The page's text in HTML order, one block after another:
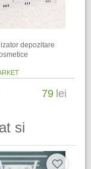
depozitare
79 lei
si